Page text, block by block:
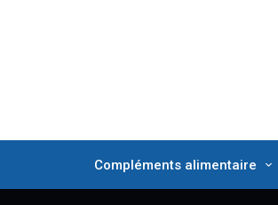
Compléments alimentaire